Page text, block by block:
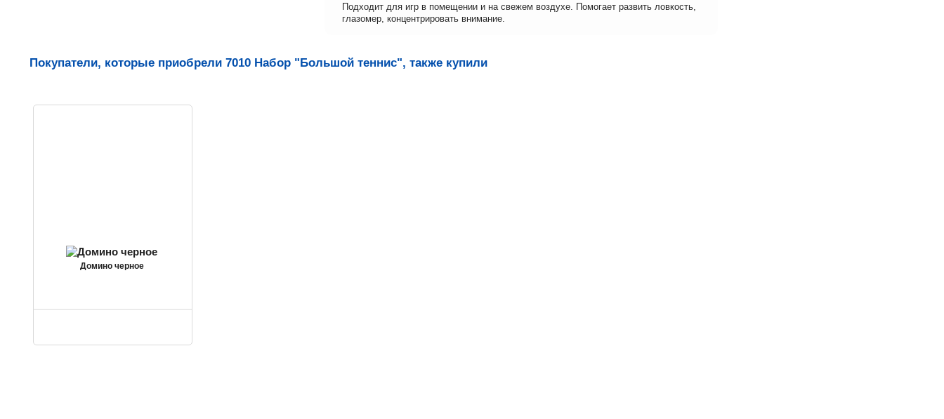
Подходит для игр в помещении и на свежем воздухе. Помогает развить ловкость,
глазомер, концентрировать внимание.
Покупатели, которые приобрели 7010 Набор "Большой теннис", также купили
Домино черное